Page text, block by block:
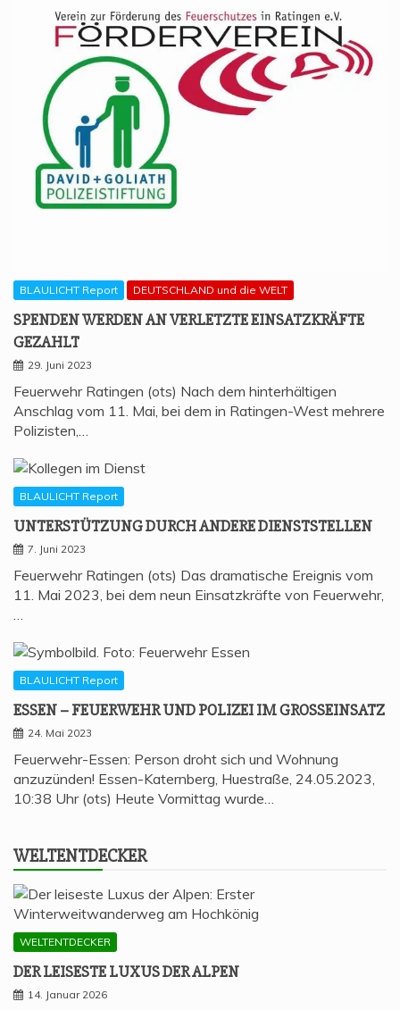
BLAULICHT Report DEUTSCHLAND und die WELT
SPEN­DEN WER­DEN AN VER­LETZ­TE EIN­SATZ­KRÄF­TE
GEZAHLT
29. Juni 2023
Feuerwehr Ratingen (ots) Nach dem hinterhältigen
Anschlag vom 11. Mai, bei dem in Ratingen-West mehrere
Polizisten,…
BLAULICHT Report
UNTER­STÜT­ZUNG DURCH ANDE­RE DIENSTSTELLEN
7. Juni 2023
Feuerwehr Ratingen (ots) Das dramatische Ereignis vom
11. Mai 2023, bei dem neun Einsatzkräfte von Feuerwehr,
BLAULICHT Report
ESSEN – FEU­ER­WEHR UND POLI­ZEI IM GROSSEINSATZ
24. Mai 2023
Feuerwehr-Essen: Person droht sich und Wohnung
anzuzünden! Essen-Katernberg, Huestraße, 24.05.2023,
10:38 Uhr (ots) Heute Vormittag wurde…
WELT­ENT­DE­CKER
WELTENTDECKER
DER LEI­SES­TE LUXUS DER ALPEN
14. Januar 2026